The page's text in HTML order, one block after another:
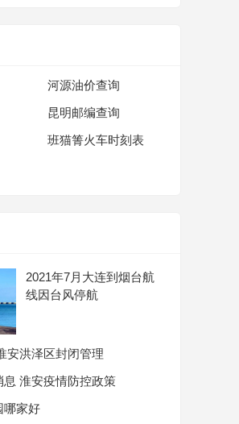
河源油价查询
昆明邮编查询
班猫箐火车时刻表
2021年7月大连到烟台航
线因台风停航
安洪泽区封闭管理
淮安疫情防控政策
哪家好